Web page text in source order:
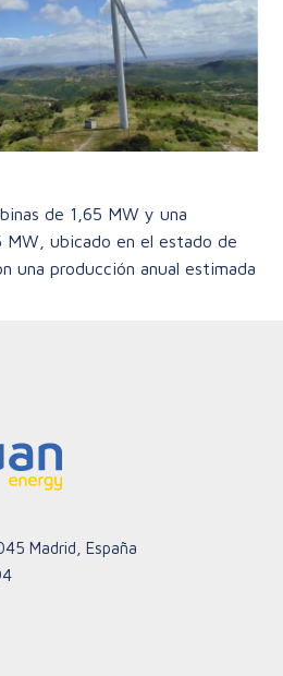
de 1,65 MW y una
ubicado en el estado de
una producción anual estimada
Madrid, España